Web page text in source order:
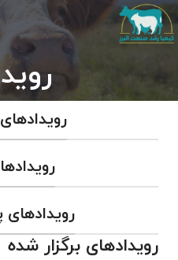
رویدادهای
رویدادهای برگزار شده